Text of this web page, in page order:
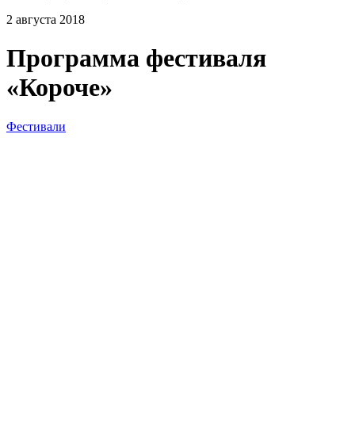
2 августа 2018
Программа фестиваля
«Короче»
Фестивали